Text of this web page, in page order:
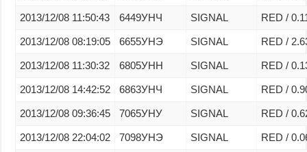
2013/12/08 11:50:43 6449УНЧ SIGNAL RED /
2013/12/08 08:19:05 6655УНЭ SIGNAL RED /
2013/12/08 11:30:32 6805УНН SIGNAL RED /
2013/12/08 14:42:52 6863УНЧ SIGNAL RED /
2013/12/08 09:36:45 7065УНУ SIGNAL RED /
2013/12/08 22:04:02 7098УНЭ SIGNAL RED /